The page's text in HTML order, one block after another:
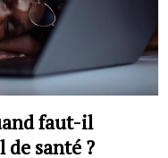
faut-il
santé ?